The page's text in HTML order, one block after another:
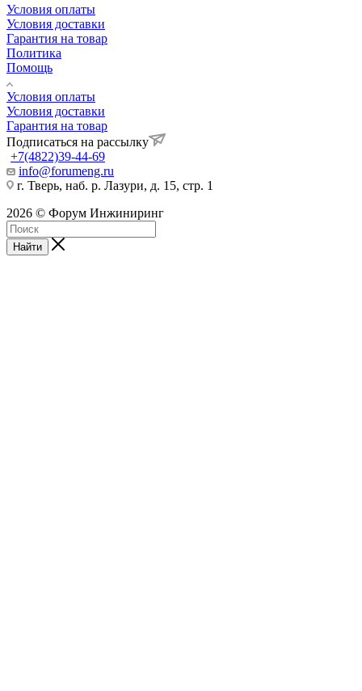
Условия оплаты
Условия доставки
Гарантия на товар
Политика
Помощь
Условия оплаты
Условия доставки
Гарантия на товар
Подписаться на рассылку
+7(4822)39-44-69
info@forumeng.ru
г. Тверь, наб. р. Лазури, д. 15, стр. 1
2026 © Форум Инжиниринг
Найти